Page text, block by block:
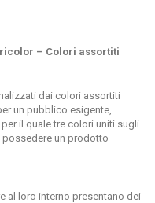
– Colori assortiti
dai colori assortiti
un pubblico esigente,
il quale tre colori uniti sugli
un prodotto
al loro interno presentano dei